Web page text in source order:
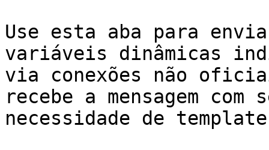
Use esta aba para
variáveis dinâmicas
via conexões não
recebe a mensagem
necessidade de